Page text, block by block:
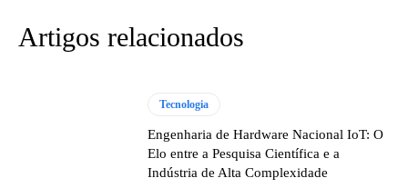
Artigos relacionados
Tecnologia
Engenharia de Hardware Nacional IoT: O
Elo entre a Pesquisa Científica e a
Indústria de Alta Complexidade